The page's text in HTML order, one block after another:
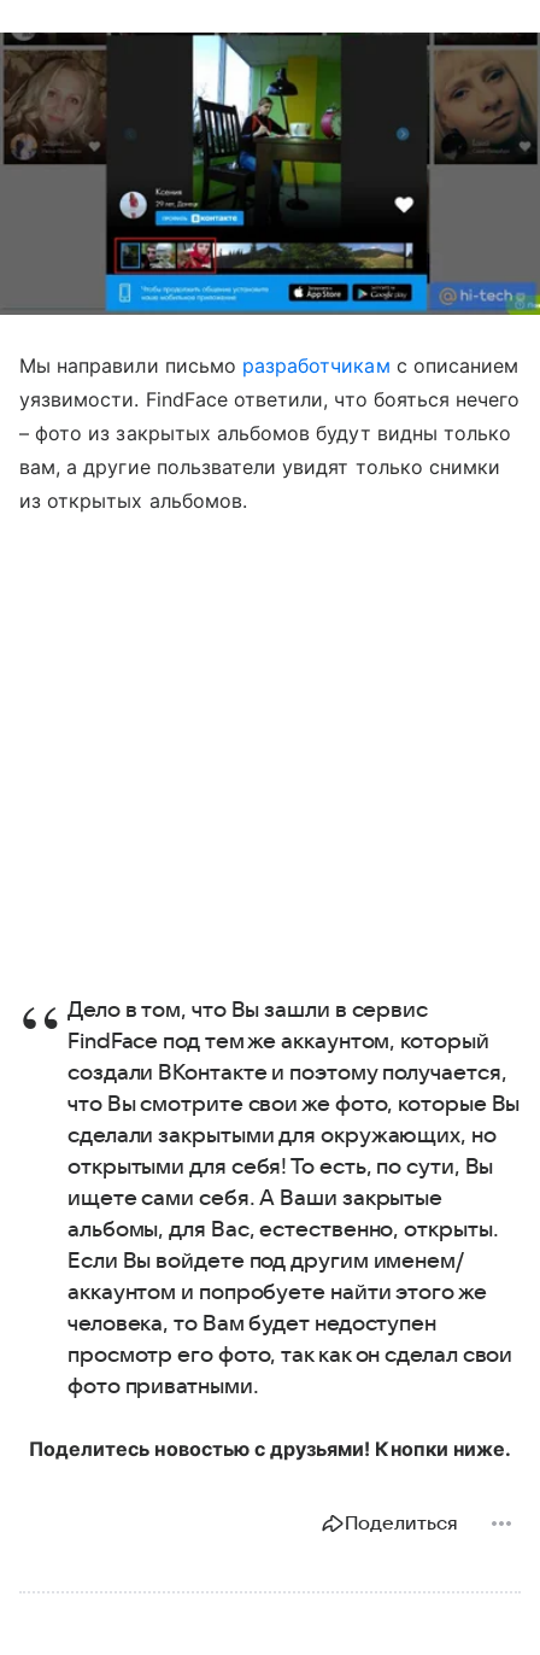
Мы направили письмо разработчикам с описанием
уязвимости. FindFace ответили, что бояться нечего
– фото из закрытых альбомов будут видны только
вам, а другие пользватели увидят только снимки
из открытых альбомов.
Дело в том, что Вы зашли в сервис
FindFace под тем же аккаунтом, который
создали ВКонтакте и поэтому получается,
что Вы смотрите свои же фото, которые Вы
сделали закрытыми для окружающих, но
открытыми для себя! То есть, по сути, Вы
ищете сами себя. А Ваши закрытые
альбомы, для Вас, естественно, открыты.
Если Вы войдете под другим именем/
аккаунтом и попробуете найти этого же
человека, то Вам будет недоступен
просмотр его фото, так как он сделал свои
фото приватными.
Поделитесь новостью с друзьями! Кнопки ниже.
Поделиться